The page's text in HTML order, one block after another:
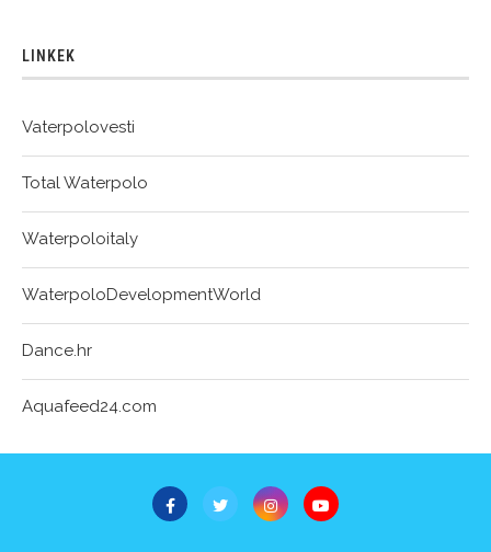
LINKEK
Vaterpolovesti
Total Waterpolo
Waterpoloitaly
WaterpoloDevelopmentWorld
Dance.hr
Aquafeed24.com